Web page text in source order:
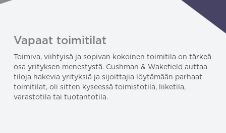
Vapaat toimitilat
Toimiva, viihtyisä ja sopivan kokoinen toimitila on tärkeä
osa yrityksen menestystä. Cushman & Wakefield auttaa
tiloja hakevia yrityksiä ja sijoittajia löytämään parhaat
toimitilat, oli sitten kyseessä toimistotila, liiketila,
varastotila tai tuotantotila.